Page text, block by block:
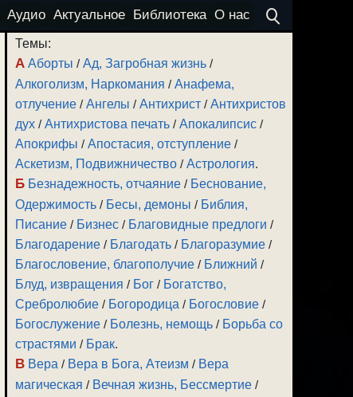
Аудио Актуальное Библиотека О нас
Темы:
А Аборты /Ад, Загробная жизнь /
Алкоголизм, Наркомания /Анафема,
отлучение /Ангелы /Антихрист /Антихристов
дух /Антихристова печать /Апокалипсис /
Апокрифы /Апостасия, отступление /
Аскетизм, Подвижничество /Астрология.
Б Безнадежность, отчаяние / Беснование,
Одержимость / Бесы, демоны / Библия,
Писание / Бизнес / Благовидные предлоги /
Благодарение / Благодать / Благоразумие /
Благословение, благополучие / Ближний /
Блуд, извращения / Бог / Богатство,
Сребролюбие / Богородица / Богословие /
Богослужение / Болезнь, немощь / Борьба со
страстями / Брак.
В Вера / Вера в Бога, Атеизм / Вера
магическая / Вечная жизнь, Бессмертие /